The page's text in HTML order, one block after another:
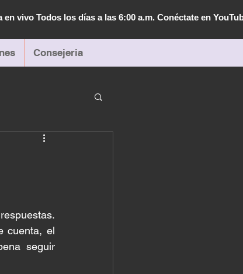
en vivo Todos los días a las 6:00 a.m. Conéctate en
Consejeria
cuenta, el
seguir